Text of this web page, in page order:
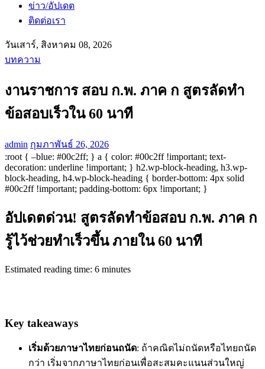
ข่าว/อัปเดต
ติดต่อเรา
วันเสาร์, สิงหาคม 08, 2026
บทความ
งานราชการ สอบ ก.พ. ภาค ก สูตรลัดทำ
ข้อสอบเร็วใน 60 นาที
admin กุมภาพันธ์ 26, 2026
:root { –blue: #00c2ff; } a { color: #00c2ff !important; text-
decoration: underline !important; } h2.wp-block-heading, h3.wp-
block-heading, h4.wp-block-heading { border-bottom: 4px solid
#00c2ff !important; padding-bottom: 6px !important; }
อัปเดตด่วน! สูตรลัดทำข้อสอบ ก.พ. ภาค ก
รู้ไว้ช่วยทำเร็วขึ้น ภายใน 60 นาที
Estimated reading time: 6 minutes
Key takeaways
เริ่มด้วยภาษาไทยก่อนถนัด: ถ้าคณิตไม่ถนัดหรือไทยถนัด
กว่า เริ่มจากภาษาไทยก่อนเพื่อสะสมคะแนนส่วนใหญ่